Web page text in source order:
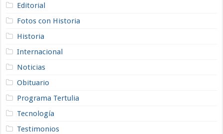
Editorial
Fotos con Historia
Historia
Internacional
Noticias
Obituario
Programa Tertulia
Tecnología
Testimonios